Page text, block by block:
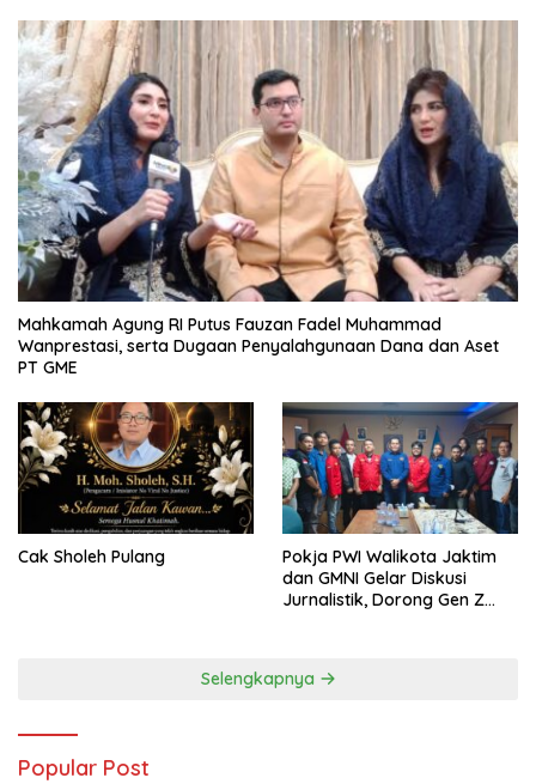
Mahkamah Agung RI Putus Fauzan Fadel Muhammad
Wanprestasi, serta Dugaan Penyalahgunaan Dana dan Aset
PT GME
Cak Sholeh Pulang
Pokja PWI Walikota Jaktim
dan GMNI Gelar Diskusi
Jurnalistik, Dorong Gen Z
Selengkapnya
Popular Post